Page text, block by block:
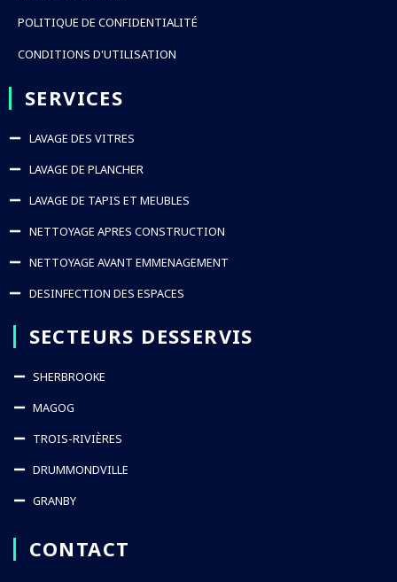
POLITIQUE DE CONFIDENTIALITÉ
CONDITIONS D'UTILISATION
SERVICES
LAVAGE DES VITRES
LAVAGE DE PLANCHER
LAVAGE DE TAPIS ET MEUBLES
NETTOYAGE APRES CONSTRUCTION
NETTOYAGE AVANT EMMENAGEMENT
DESINFECTION DES ESPACES
SECTEURS DESSERVIS
SHERBROOKE
MAGOG
TROIS-RIVIÈRES
DRUMMONDVILLE
GRANBY
CONTACT